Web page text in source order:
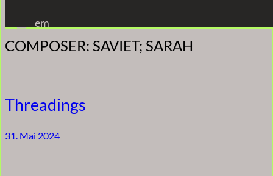
Inhalt
springen
em
COMPOSER: SAVIET; SARAH
Threadings
31. Mai 2024